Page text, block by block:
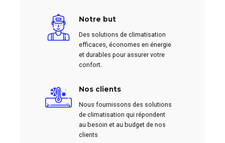
Notre but
Des solutions de climatisation
efficaces, économes en énergie
et durables pour assurer votre
confort.
Nos clients
Nous fournissons des solutions
de climatisation qui répondent
au besoin et au budget de nos
clients